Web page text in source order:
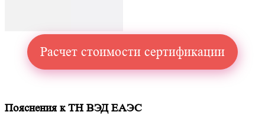
Расчет стоимости сертификации
Пояснения к ТН ВЭД ЕАЭС